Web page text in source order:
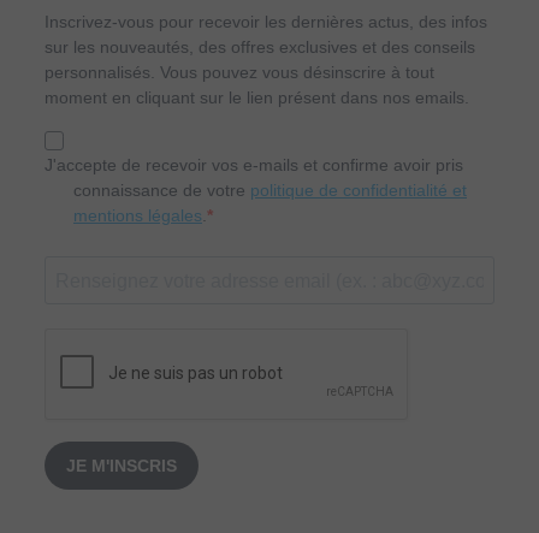
Inscrivez-vous pour recevoir les dernières actus, des infos
sur les nouveautés, des offres exclusives et des conseils
personnalisés. Vous pouvez vous désinscrire à tout
moment en cliquant sur le lien présent dans nos emails.
J'accepte de recevoir vos e-mails et confirme avoir pris
connaissance de votre politique de confidentialité et
mentions légales.
JE M'INSCRIS